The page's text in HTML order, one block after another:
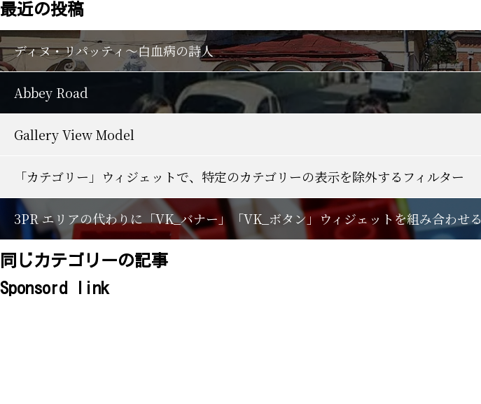
最近の投稿
ディヌ・リパッティ〜白血病の詩人
Abbey Road
Gallery View Model
「カテゴリー」ウィジェットで、特定のカテゴリーの表示を除外するフィルター
3PR エリアの代わりに「VK_バナー」「VK_ボタン」ウィジェットを組み合わせる
同じカテゴリーの記事
Sponsord link